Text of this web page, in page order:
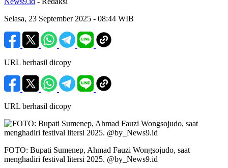
Selasa, 23 September 2025 - 08:44 WIB
URL berhasil dicopy
URL berhasil dicopy
FOTO: Bupati Sumenep, Ahmad Fauzi Wongsojudo, saat
menghadiri festival litersi 2025. @by_News9.id